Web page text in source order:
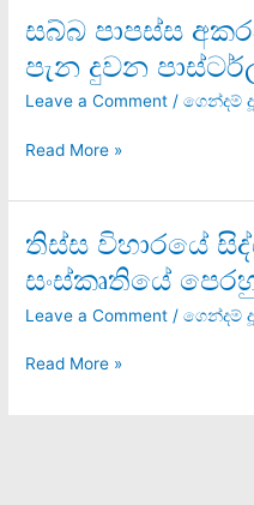
සබ්බ පාපස්ස
පැන දුවන
Leave a Comment /ගෙන්දම්
සබ්බ
අකරණං
ගාථාවට
පැන
පාස්ටර්ලාගේ
Read More »
තිස්ස විහාරයේ
සංස්කෘතියේ
Leave a Comment /ගෙන්දම්
තිස්ස
විහාරයේ
සිද්ධිය
දේදුනු
පෙරහුරුවක්
Read More »